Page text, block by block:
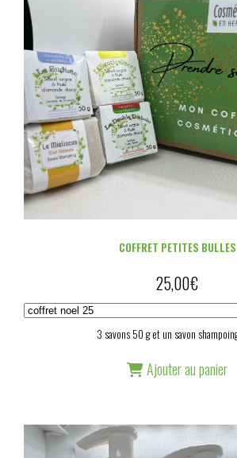
COFFRET PETITES BULLES
25,00€
3 savons 50 g et un savon
Ajouter au panier